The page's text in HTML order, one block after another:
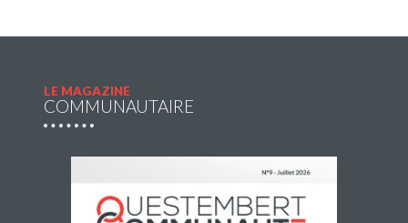
Accueils de loisirs : Ouverture des
réservations des mercredis de septembre à
décembre 2026
LE MAGAZINE
COMMUNAUTAIRE